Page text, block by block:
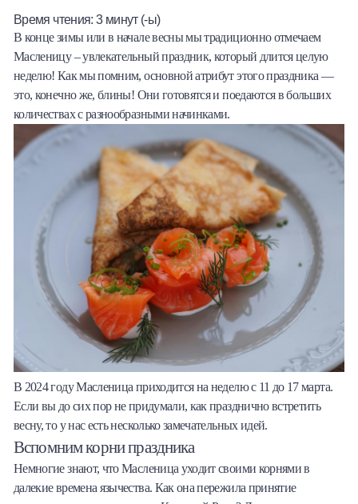
Халва
Онлайн-обменник
Премиальный сервис Prime Line
Мобильный банк MOBY
Потребительский кредит
Карта КАКТУС
Продукты для Бизнеса
Время чтения:3 минут (-ы)
В конце зимы или в начале весны мы традиционно отмечаем
Масленицу – увлекательный праздник, который длится целую
неделю! Как мы помним, основной атрибут этого праздника —
это, конечно же, блины! Они готовятся и поедаются в больших
количествах с разнообразными начинками.
В 2024 году Масленица приходится на неделю с 11 до 17 марта.
Если вы до сих пор не придумали, как празднично встретить
весну, то у нас есть несколько замечательных идей.
Вспомним корни праздника
Немногие знают, что Масленица уходит своими корнями в
далекие времена язычества. Как она пережила принятие